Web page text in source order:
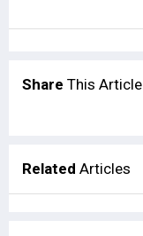
Share This Article
Related Articles